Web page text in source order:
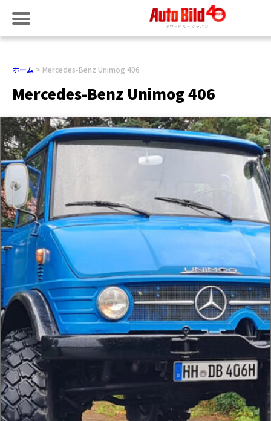
ホーム Mercedes-Benz Unimog 406
Mercedes-Benz Unimog 406